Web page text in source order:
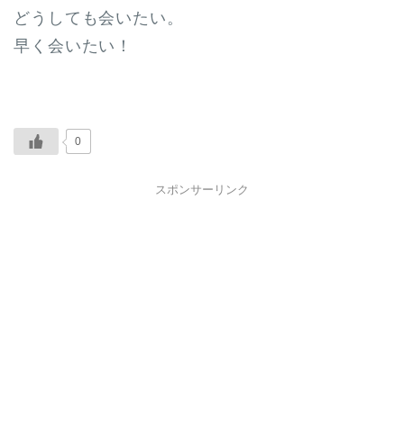
どうしても会いたい。
早く会いたい！
0
スポンサーリンク